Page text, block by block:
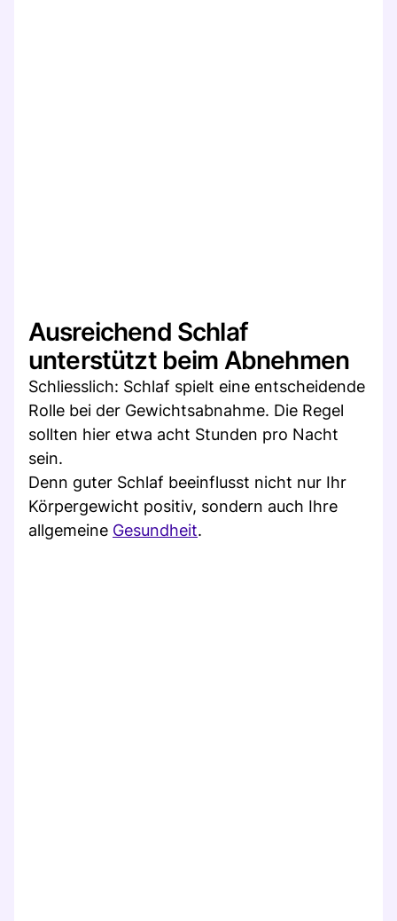
Ausreichend Schlaf
unterstützt beim Abnehmen
Schliesslich: Schlaf spielt eine entscheidende
Rolle bei der Gewichtsabnahme. Die Regel
sollten hier etwa acht Stunden pro Nacht
sein.
Denn guter Schlaf beeinflusst nicht nur Ihr
Körpergewicht positiv, sondern auch Ihre
allgemeine Gesundheit.